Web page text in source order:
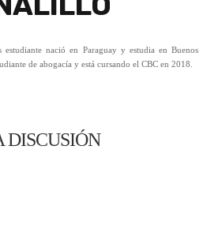
estudiante nació en Paraguay y estudia en Buenos
de abogacía y está cursando el CBC en 2018.
DISCUSIÓN